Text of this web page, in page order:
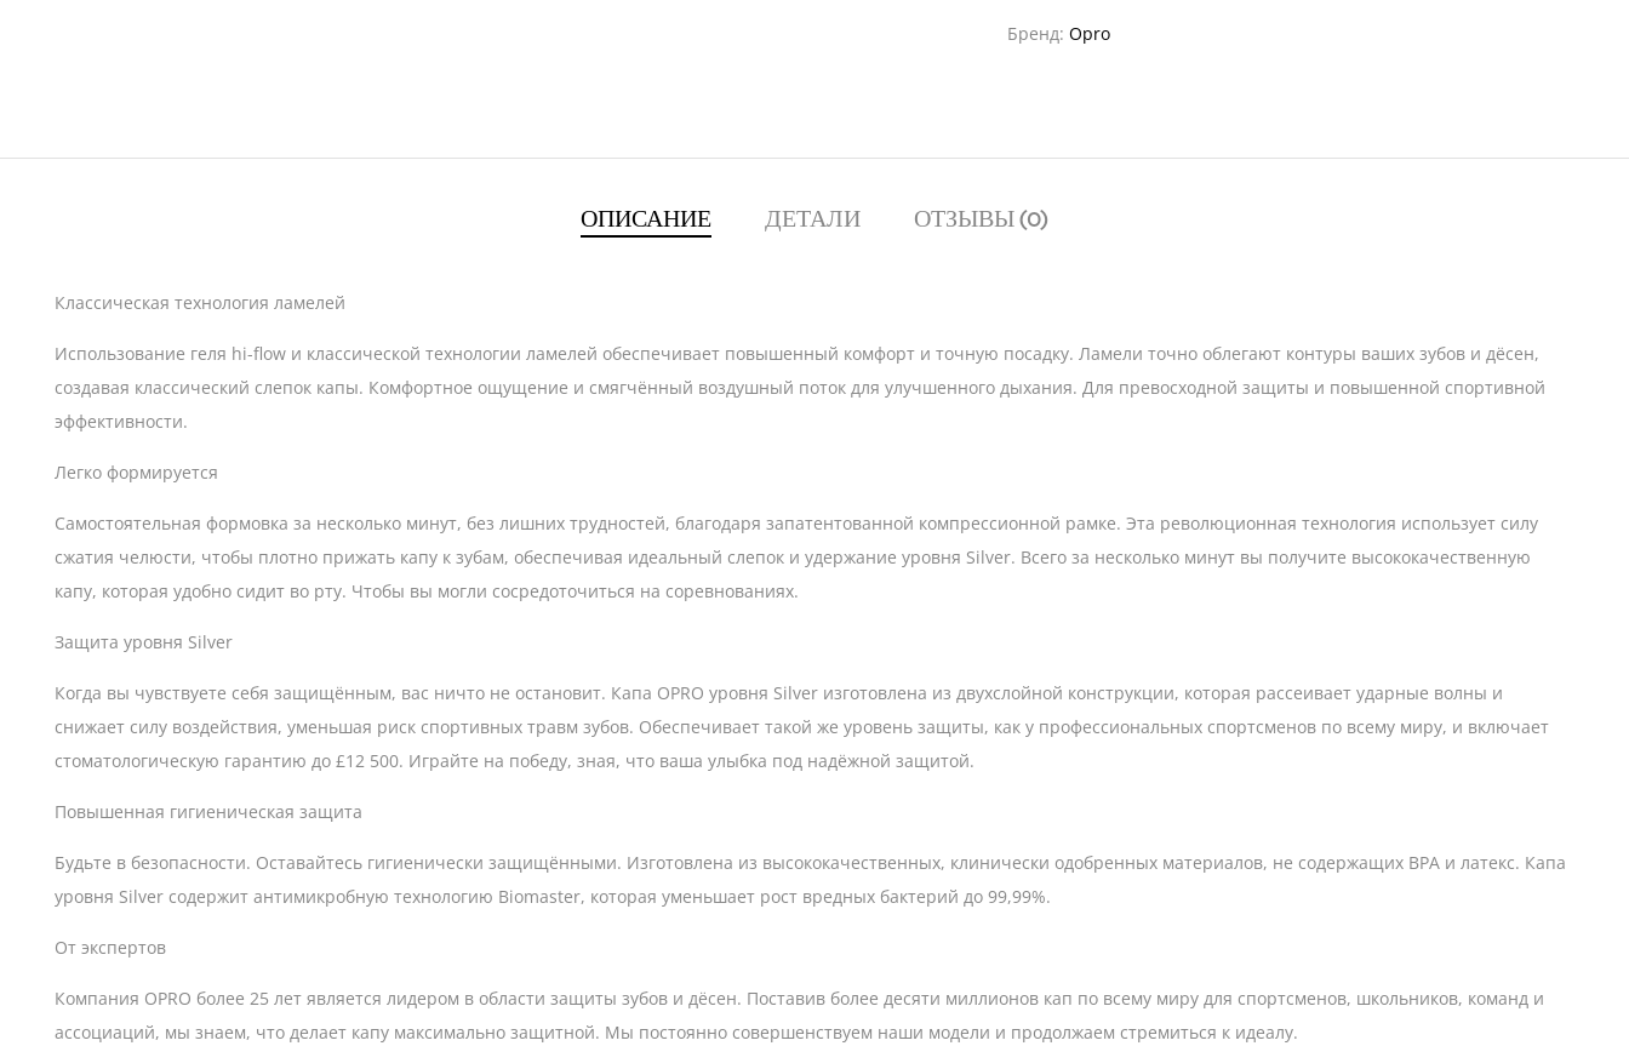
Бренд:Opro
ОПИСАНИЕ ДЕТАЛИ ОТЗЫВЫ (0)
Классическая технология ламелей
Использование геля hi-flow и классической технологии ламелей обеспечивает повышенный комфорт и точную посадку. Ламели точно облегают контуры ваших зубов и дёсен,
создавая классический слепок капы. Комфортное ощущение и смягчённый воздушный поток для улучшенного дыхания. Для превосходной защиты и повышенной спортивной
эффективности.
Легко формируется
Самостоятельная формовка за несколько минут, без лишних трудностей, благодаря запатентованной компрессионной рамке. Эта революционная технология использует силу
сжатия челюсти, чтобы плотно прижать капу к зубам, обеспечивая идеальный слепок и удержание уровня Silver. Всего за несколько минут вы получите высококачественную
капу, которая удобно сидит во рту. Чтобы вы могли сосредоточиться на соревнованиях.
Защита уровня Silver
Когда вы чувствуете себя защищённым, вас ничто не остановит. Капа OPRO уровня Silver изготовлена из двухслойной конструкции, которая рассеивает ударные волны и
снижает силу воздействия, уменьшая риск спортивных травм зубов. Обеспечивает такой же уровень защиты, как у профессиональных спортсменов по всему миру, и включает
стоматологическую гарантию до £12 500. Играйте на победу, зная, что ваша улыбка под надёжной защитой.
Повышенная гигиеническая защита
Будьте в безопасности. Оставайтесь гигиенически защищёнными. Изготовлена из высококачественных, клинически одобренных материалов, не содержащих BPA и латекс. Капа
уровня Silver содержит антимикробную технологию Biomaster, которая уменьшает рост вредных бактерий до 99,99%.
От экспертов
Компания OPRO более 25 лет является лидером в области защиты зубов и дёсен. Поставив более десяти миллионов кап по всему миру для спортсменов, школьников, команд и
ассоциаций, мы знаем, что делает капу максимально защитной. Мы постоянно совершенствуем наши модели и продолжаем стремиться к идеалу.